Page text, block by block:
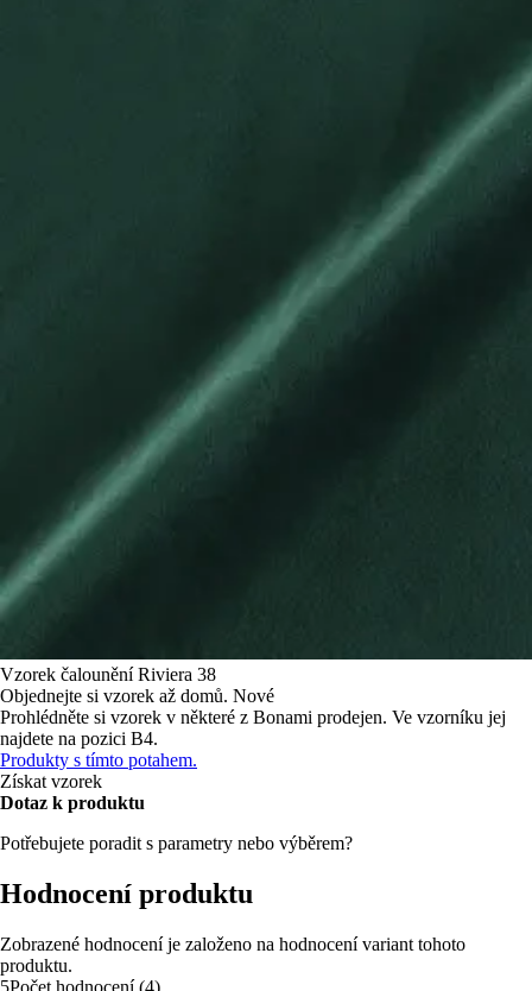
Vzorek čalounění Riviera 38
Objednejte si vzorek až domů. Nové
Prohlédněte si vzorek v některé z Bonami prodejen. Ve vzorníku jej
najdete na pozici B4.
Produkty s tímto potahem.
Získat vzorek
Dotaz k produktu
Potřebujete poradit s parametry nebo výběrem?
Hodnocení produktu
Zobrazené hodnocení je založeno na hodnocení variant tohoto
produktu.
5Počet hodnocení(4)